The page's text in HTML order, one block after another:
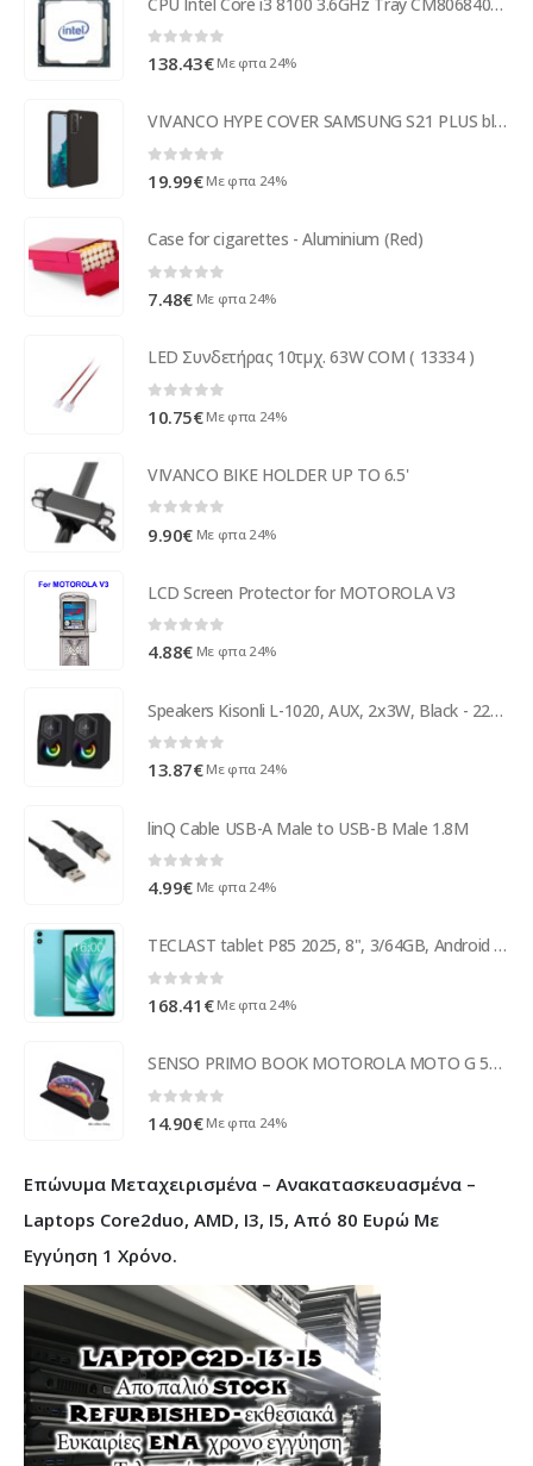
0 out of 5
138.43€ Με φπα 24%
VIVANCO HYPE COVER SAMSUNG S21 PLUS black backcover
0 out of 5
19.99€ Με φπα 24%
Case for cigarettes - Aluminium (Red)
0out of 5
7.48€ Με φπα 24%
LED Συνδετήρας 10τμχ. 63W COM ( 13334 )
10.75€ Με φπα 24%
VIVANCO BIKE HOLDER UP TO 6.5'
9.90€ Με φπα 24%
LCD Screen Protector for MOTOROLA V3
0out of 5
4.88€ Με φπα 24%
Speakers Kisonli L-1020, AUX, 2x3W, Black - 22239
0 out of 5
13.87€ Με φπα 24%
linQ Cable USB-A Male to USB-B Male 1.8M
0out of 5
4.99€ Με φπα 24%
TECLAST tablet P85 2025, 8", 3/64GB, Android 15, 5000mAh, μπλε
0 out of 5
168.41 € Με φπα 24%
SENSO PRIMO BOOK MOTOROLA MOTO G 5G raven black
14.90€ Με φπα 24%
Επώνυμα Μεταχειρισμένα – Ανακατασκευασμένα –
Laptops Core2duo, AMD, I3, I5, Από 80 Ευρώ Με
Εγγύηση 1 Χρόνο.